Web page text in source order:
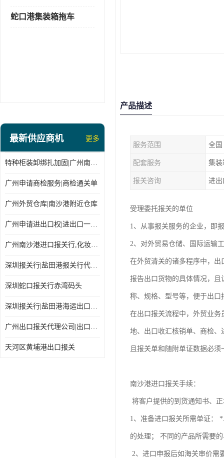
蛇口港集装箱拖车
最新供应商机 更多
特种柜装卸绑扎加固|广州南沙仓库装卸
广州申请商检服务|商检通关单
广州外贸仓库|南沙港附近仓库
广州申请进出口权|进出口一站式
广州南沙港进口报关行,化妆品进口报关,进口报关行
深圳报关行|盐田港报关行代理报关
深圳蛇口报关行赤湾码头
深圳报关行|盐田港海运出口货物报关行
广州出口报关代理公司|出口货物报关单
天河区黄埔港出口报关
产品描述
服务范围 全国
配套服务 集装
报关咨询 进出
受理委托报关的单位
1、从事报关服务的企业，即
2、对外贸易仓储、国际运输
在外贸清关的诸多程序中，
报告出口货物的具体情况，
称、规格、型号等，便于出口
在出口报关流程中，外贸业
地、出口收汇核销单、商检
且报关单和随附单证数据必须
南沙港进口报关手续：
将客户提供的到货通知书、
1、准备进口报关所需单证：
的处理； 不同的产品所需要
2、进口申报后如海关审价需